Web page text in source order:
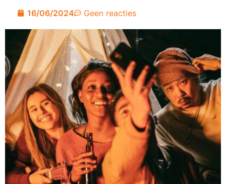
16/06/2024 Geen reacties